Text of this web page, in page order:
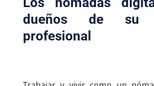
dueños de su
profesional